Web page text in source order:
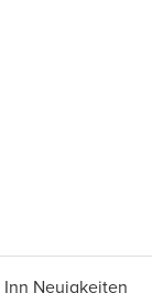
Neuigkeiten